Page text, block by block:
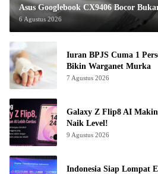
Asus Googlebook CX9406 Bocor
6 Agustus 2026
Iuran BPJS Cuma 1
Bikin Warganet Murka
7 Agustus 2026
Galaxy Z Flip8 AI
Naik Level!
9 Agustus 2026
Indonesia Siap Lompat